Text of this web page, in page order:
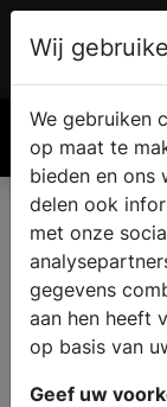
Wij
We gebruiken
op maat te
bieden en ons
delen ook
met onze
gegevens
aan hen heeft
op basis van
Geef uw